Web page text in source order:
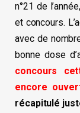
n°21 de
et concours.
avec de
bonne dose
concours
encore
récapitulé